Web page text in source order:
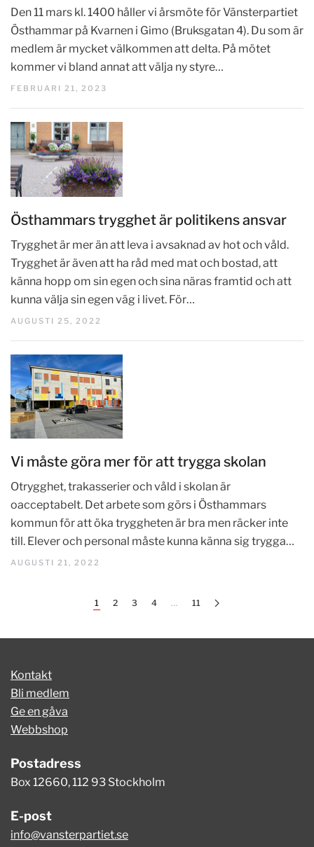
Den 11 mars kl. 1400 håller vi årsmöte för Vänsterpartiet
Östhammar på Kvarnen i Gimo (Bruksgatan 4). Du som är
medlem är mycket välkommen att delta. På mötet
kommer vi bland annat att välja ny styre…
FEBRUARI 21, 2023
Östhammars trygghet är politikens ansvar
Trygghet är mer än att leva i avsaknad av hot och våld.
Trygghet är även att ha råd med mat och bostad, att
känna hopp om sin egen och sina näras framtid och att
kunna välja sin egen väg i livet. För…
AUGUSTI 25, 2022
Vi måste göra mer för att trygga skolan
Otrygghet, trakasserier och våld i skolan är
oacceptabelt. Det arbete som görs i Östhammars
kommun för att öka tryggheten är bra men räcker inte
till. Elever och personal måste kunna känna sig trygga…
AUGUSTI 21, 2022
1 2 3 4 … 11
Kontakt
Bli medlem
Ge en gåva
Webbshop
Postadress
Box 12660, 112 93 Stockholm
E-post
info@vansterpartiet.se